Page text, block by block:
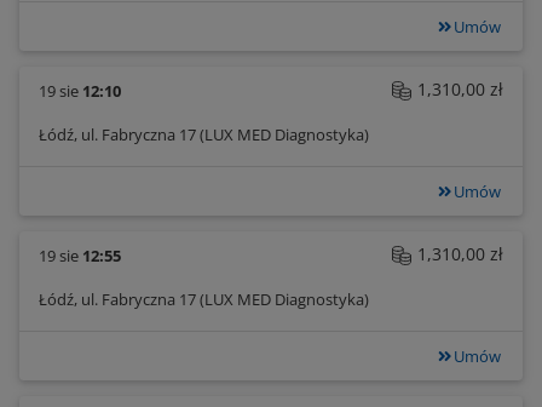
Umów
19 sie 12:10
Łódź, ul. Fabryczna 17 (LUX MED Diagnostyka)
1,310,00 zł
Umów
19 sie 12:55
Łódź, ul. Fabryczna 17 (LUX MED Diagnostyka)
1,310,00 zł
Umów